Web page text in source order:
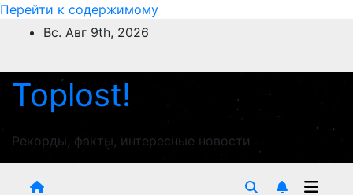
Перейти к содержимому
Вс. Авг 9th, 2026
Toplost!
Рекорды, факты, интересные новости